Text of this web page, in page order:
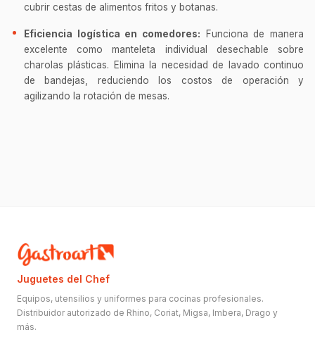
cubrir cestas de alimentos fritos y botanas.
Eficiencia logística en comedores: Funciona de manera
excelente como manteleta individual desechable sobre
charolas plásticas. Elimina la necesidad de lavado continuo
de bandejas, reduciendo los costos de operación y
agilizando la rotación de mesas.
Juguetes del Chef
Equipos, utensilios y uniformes para cocinas profesionales.
Distribuidor autorizado de Rhino, Coriat, Migsa, Imbera, Drago y
más.